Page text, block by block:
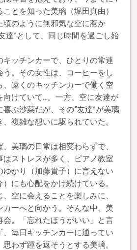
とを知った美璃（堀田真由）
頃のように無邪気な空に惹か
達”として、同じ時間を過ごし始
キッチンカーで、ひとりの常連
う。その女性は、コーヒーをし
、遠くのキッチンカーで働く空
向けていて…。一方、空に友達が
ぶ沙菜だが、その”友達”が美璃
複雑な想いに駆られていた。
美璃の日常は相変わらずで、
はストレスが多く、ピアノ教室
ゆかり（加藤貴子）に言えない
にも心配をかけ続けている。
空に会えることを楽しみに、
カーへと向かう。そんな中、美
会。「忘れたほうがいい」と言
、毎日キッチンカーに通ってい
わず踵を返そうとする美璃。